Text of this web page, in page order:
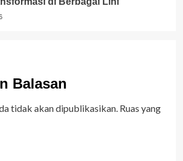
Balasan
tidak akan dipublikasikan. Ruas yang